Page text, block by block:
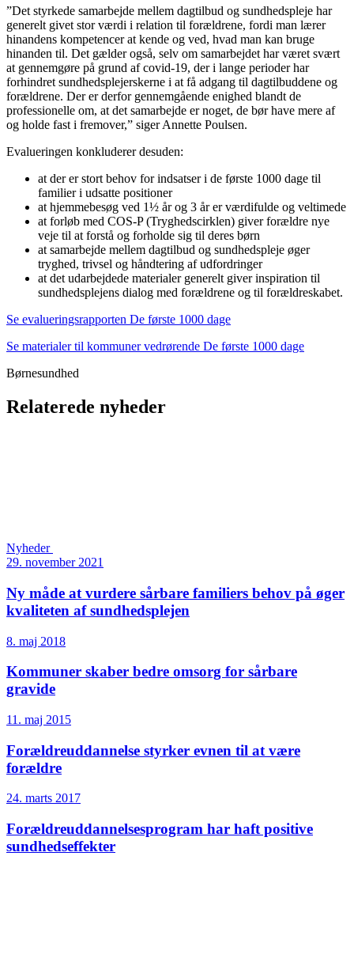
”Det styrkede samarbejde mellem dagtilbud og sundhedspleje har
generelt givet stor værdi i relation til forældrene, fordi man lærer
hinandens kompetencer at kende og ved, hvad man kan bruge
hinanden til. Det gælder også, selv om samarbejdet har været svært
at gennemgøre på grund af covid-19, der i lange perioder har
forhindret sundhedsplejerskerne i at få adgang til dagtilbuddene og
forældrene. Der er derfor gennemgående enighed blandt de
professionelle om, at det samarbejde er noget, de bør have mere af
og holde fast i fremover,” siger Annette Poulsen.
Evalueringen konkluderer desuden:
at der er stort behov for indsatser i de første 1000 dage til
familier i udsatte positioner
at hjemmebesøg ved 1½ år og 3 år er værdifulde og veltimede
at forløb med COS-P (Tryghedscirklen) giver forældre nye
veje til at forstå og forholde sig til deres børn
at samarbejde mellem dagtilbud og sundhedspleje øger
tryghed, trivsel og håndtering af udfordringer
at det udarbejdede materialer generelt giver inspiration til
sundhedsplejens dialog med forældrene og til forældreskabet.
Se evalueringsrapporten De første 1000 dage
Se materialer til kommuner vedrørende De første 1000 dage
Børnesundhed
Relaterede nyheder
Nyheder
29. november 2021
Ny måde at vurdere sårbare familiers behov på øger
kvaliteten af sundhedsplejen
8. maj 2018
Kommuner skaber bedre omsorg for sårbare
gravide
11. maj 2015
Forældreuddannelse styrker evnen til at være
forældre
24. marts 2017
Forældreuddannelses­program har haft positive
sundhedseffekter